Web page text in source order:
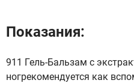
Показания:
911 Гель-Бальзам с
ногрекомендуется как